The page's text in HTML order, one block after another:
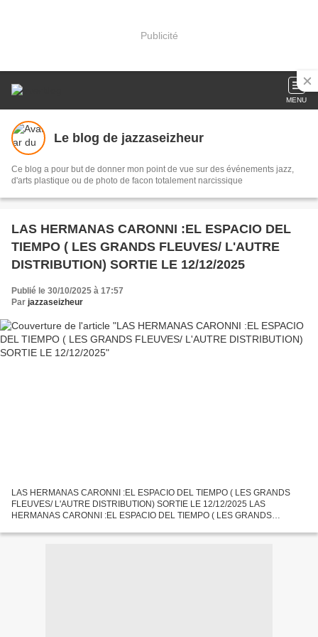
Publicité
MENU
Le blog de jazzaseizheur
Ce blog a pour but de donner mon point de vue sur des événements jazz,
d'arts plastique ou de photo de facon totalement narcissique
LAS HERMANAS CARONNI :EL ESPACIO DEL
TIEMPO ( LES GRANDS FLEUVES/ L'AUTRE
DISTRIBUTION) SORTIE LE 12/12/2025
Publié le 30/10/2025 à 17:57
Par jazzaseizheur
LAS HERMANAS CARONNI :EL ESPACIO DEL TIEMPO ( LES GRANDS
FLEUVES/ L'AUTRE DISTRIBUTION) SORTIE LE 12/12/2025 LAS
HERMANAS CARONNI :EL ESPACIO DEL TIEMPO ( LES GRANDS
GIANNA CARONNI (LAS HERMANAS...